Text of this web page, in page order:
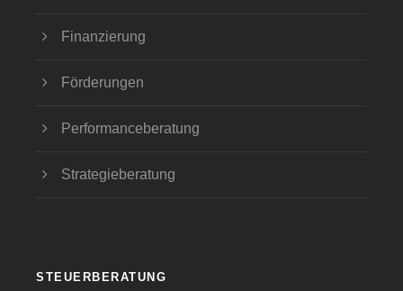
Finanzierung
Förderungen
Performanceberatung
Strategieberatung
STEUERBERATUNG